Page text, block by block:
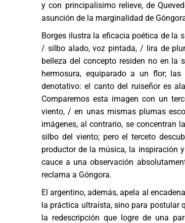
y con principalísimo relieve, de
asunción de la marginalidad de
Borges ilustra la eficacia poética de la
/ silbo alado, voz pintada, / lira de
belleza del concepto residen no en la
hermosura, equiparado a un flor;
denotativo: el canto del ruiseñor es
Comparemos esta imagen con un
viento, / en unas mismas plumas
imágenes, al contrario, se concentran
silbo del viento; pero el terceto
productor de la música, la inspiración
cauce a una observación
reclama a Góngora.
El argentino, además, apela al
la práctica ultraísta, sino para postular
la redescripción que logre de una